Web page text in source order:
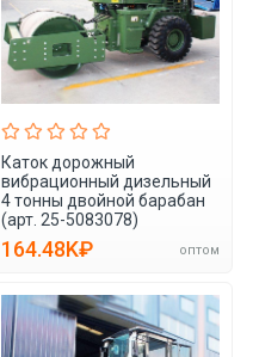
Каток дорожный
вибрационный дизельный
4 тонны двойной барабан
(арт. 25-5083078)
164.48K₽ оптом